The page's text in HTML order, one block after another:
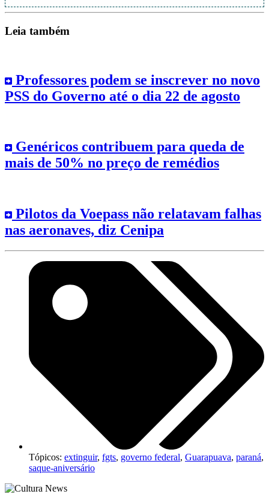
Leia também
Professores podem se inscrever no novo
PSS do Governo até o dia 22 de agosto
Genéricos contribuem para queda de
mais de 50% no preço de remédios
Pilotos da Voepass não relatavam falhas
nas aeronaves, diz Cenipa
Tópicos: extinguir, fgts, governo federal, Guarapuava, paraná,
saque-aniversário